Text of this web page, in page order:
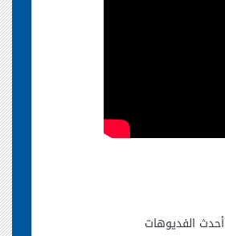
أحدث الفديوهات